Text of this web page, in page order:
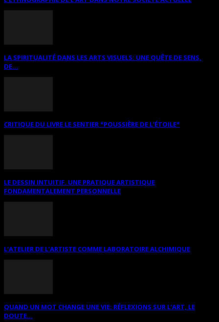
LA SPIRITUALITÉ DANS LES ARTS VISUELS: UNE QUÊTE DE SENS,
DE...
CRITIQUE DU LIVRE LE SENTIER *POUSSIÈRE DE L’ÉTOILE*
LE DESSIN INTUITIF. UNE PRATIQUE ARTISTIQUE
FONDAMENTALEMENT PERSONNELLE
L’ATELIER DE L’ARTISTE COMME LABORATOIRE ALCHIMIQUE
QUAND UN MOT CHANGE UNE VIE: RÉFLEXIONS SUR L’ART, LE
DOUTE...